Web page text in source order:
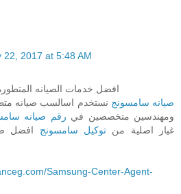
22, 2017 at 5:48 AM
افضل خدمات الصيانه
صيانه سامسونج نستخدم اسالسب صيانه
ومهندسين متخصصين في رقم صيانه
غيار اصلية من توكيل سامسونج افضل
Samsung-Center-Agent-